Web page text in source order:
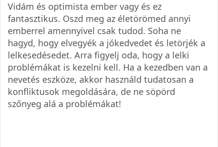
Vidám és optimista ember vagy és ez
fantasztikus. Oszd meg az életörömed annyi
emberrel amennyivel csak tudod. Soha ne
hagyd, hogy elvegyék a jókedvedet és letörjék a
lelkesedésedet. Arra figyelj oda, hogy a lelki
problémákat is kezelni kell. Ha a kezedben van a
nevetés eszköze, akkor használd tudatosan a
konfliktusok megoldására, de ne söpörd
szőnyeg alá a problémákat!